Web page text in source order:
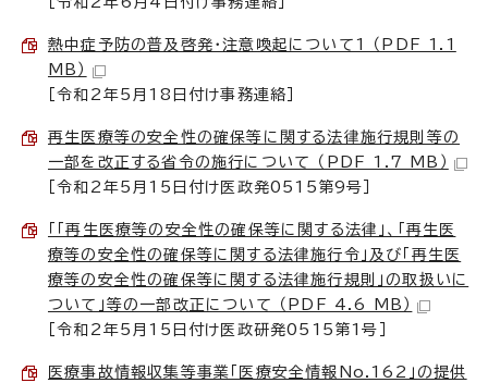
熱中症予防の普及啓発・注意喚起について1 （PDF 1.1
MB）
［令和2年5月18日付け事務連絡］
再生医療等の安全性の確保等に関する法律施行規則等の
一部を改正する省令の施行について （PDF 1.7 MB）
［令和2年5月15日付け医政発0515第9号］
「「再生医療等の安全性の確保等に関する法律」、「再生医
療等の安全性の確保等に関する法律施行令」及び「再生医
療等の安全性の確保等に関する法律施行規則」の取扱いに
ついて」等の一部改正について （PDF 4.6 MB）
［令和2年5月15日付け医政研発0515第1号］
医療事故情報収集等事業「医療安全情報No.162」の提供